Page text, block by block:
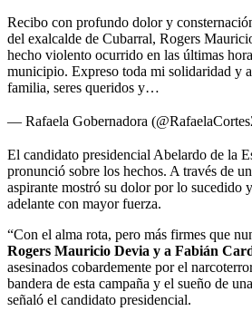
Recibo con profundo dolor y
del exalcalde de Cubarral, Rogers
hecho violento ocurrido en las últimas
municipio. Expreso toda mi solidaridad y
familia, seres queridos y…
— Rafaela Gobernadora
El candidato presidencial Abelardo de la
pronunció sobre los hechos. A través de
aspirante mostró su dolor por lo sucedido
adelante con mayor fuerza.
“Con el alma rota, pero más firmes que
Rogers Mauricio Devia y a Fabián
asesinados cobardemente por el
bandera de esta campaña y el sueño de
señaló el candidato presidencial.